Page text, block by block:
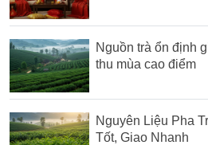
Nguồn trà ổn định
thu mùa cao điểm
Nguyên Liệu Pha
Tốt, Giao Nhanh